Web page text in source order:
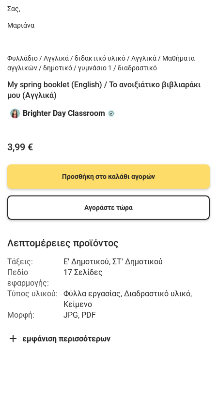
Σας,
Μαριάνα
Φυλλάδιο / Αγγλικά / διδακτικό υλικό / Αγγλικά / Μαθήματα
αγγλικών / δημοτικό / γυμνάσιο 1 / διαδραστικό
My spring booklet (English) / Το ανοιξιάτικο βιβλιαράκι
μου (Αγγλικά)
Brighter Day Classroom
3,99 €
Προσθήκη στο καλάθι αγορών
Αγοράστε τώρα
Λεπτομέρειες προϊόντος
Τάξεις: Ε' Δημοτικού, ΣΤ' Δημοτικού
Πεδίο
εφαρμογής:
17 Σελίδες
Τύπος υλικού:
Φύλλα εργασίας, Διαδραστικό υλικό,
Κείμενο
Μορφή:
JPG, PDF
εμφάνιση περισσότερων